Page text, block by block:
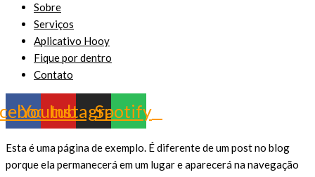
Sobre
Serviços
Aplicativo Hooy
Fique por dentro
Contato
Youtube
Instagram
Spotify
Esta é uma página de exemplo. É diferente de um post no blog
porque ela permanecerá em um lugar e aparecerá na navegação